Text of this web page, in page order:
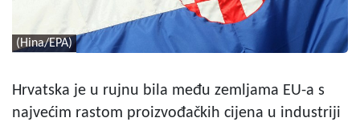
(Hina/EPA)
Hrvatska je u rujnu bila među zemljama EU-a s
najvećim rastom proizvođačkih cijena u industriji